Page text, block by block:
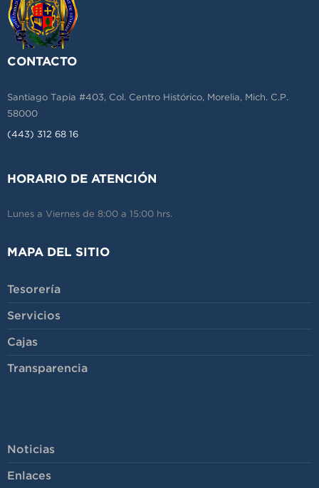
CONTACTO
Santiago Tapia #403, Col. Centro Histórico, Morelia, Mich. C.P.
58000
(443) 312 68 16
HORARIO DE ATENCIÓN
Lunes a Viernes de 8:00 a 15:00 hrs.
MAPA DEL SITIO
Tesorería
Servicios
Cajas
Transparencia
Noticias
Enlaces